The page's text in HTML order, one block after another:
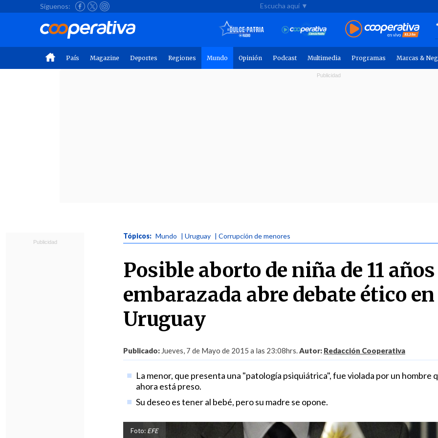
Síguenos: Escucha aquí ▼
País Magazine Deportes Regiones Mundo Opinión Podcast Multimedia Programas Marcas &
Tópicos: Mundo | Uruguay | Corrupción de menores
Posible aborto de niña de 11 años
embarazada abre debate ético en
Uruguay
Publicado: Jueves, 7 de Mayo de 2015 a las 23:08hrs.Autor: Redacción Cooperativa
La menor, que presenta una "patología psiquiátrica", fue violada por un hombre
ahora está preso.
Su deseo es tener al bebé, pero su madre se opone.
Foto: EFE